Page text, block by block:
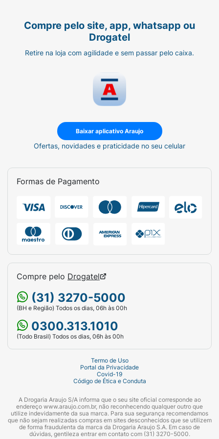
Benefícios Principais:
Proteção Confiável:Mantém as crianças
frescas e protegidas na escola, em
Formato Prático (50ml):
em versão roll-on, ideal para carregar
necessaire.
Fragrância Suave:Um aroma leve,
Aplique o roll-on diretamente nas axilas
instantes antes de vestir a roupa para evitar
manchas. Deve ser aplicado por adultos ou
sob sua supervisão.
Compre pelo site, app, whatsapp ou
Drogatel
Retire na loja com agilidade e sem passar pelo caixa.
Baixar aplicativo Araujo
Ofertas, novidades e praticidade no seu celular
Formas de Pagamento
Compre pelo Drogatel
(31) 3270-5000
(BH e Região) Todos os dias, 06h às 00h
0300.313.1010
(Todo Brasil) Todos os dias, 06h às 00h
Termo de Uso
Portal da Privacidade
Covid-19
Código de Ética e Conduta
A Drogaria Araujo S/A informa que o seu site oficial corresponde ao
endereço www.araujo.com.br, não reconhecendo qualquer outro que
utilize indevidamente da sua marca. Para sua segurança recomendamos
que não sejam realizadas compras em sites desconhecidos que se utilizem
de forma fraudulenta da marca da Drogaria Araujo S.A. Em caso de
dúvidas, gentileza entrar em contato com (31) 3270-5000.